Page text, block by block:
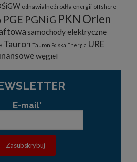
odnawialne żrodła energii offshore
PGE PGNiG PKN Orlen
samochody elektryczne
Tauron Tauron Polska Energia URE
węgiel
E-mail*